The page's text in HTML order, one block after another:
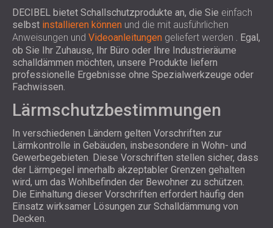
DECIBEL bietet Schallschutzprodukte an, die Sie einfach
selbst installieren können und die mit ausführlichen
Anweisungen und Videoanleitungen geliefert werden . Egal,
ob Sie Ihr Zuhause, Ihr Büro oder Ihre Industrieräume
schalldämmen möchten, unsere Produkte liefern
professionelle Ergebnisse ohne Spezialwerkzeuge oder
Fachwissen.
Lärmschutzbestimmungen
In verschiedenen Ländern gelten Vorschriften zur
Lärmkontrolle in Gebäuden, insbesondere in Wohn- und
Gewerbegebieten. Diese Vorschriften stellen sicher, dass
der Lärmpegel innerhalb akzeptabler Grenzen gehalten
wird, um das Wohlbefinden der Bewohner zu schützen.
Die Einhaltung dieser Vorschriften erfordert häufig den
Einsatz wirksamer Lösungen zur Schalldämmung von
Decken.